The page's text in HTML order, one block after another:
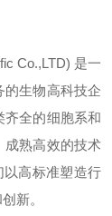
Co.,LTD) 是一
的生物高科技企
齐全的细胞系和
成熟高效的技术
以高标准塑造行
新。